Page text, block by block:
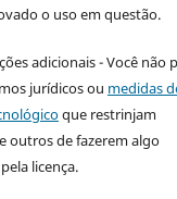
o uso em questão.
adicionais - Você não
jurídicos ou medidas
que restrinjam
outros de fazerem algo
licença.